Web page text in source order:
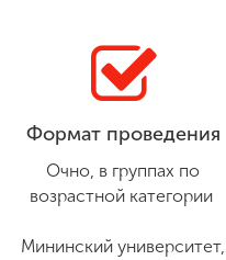
Формат проведения
Очно, в группах по
возрастной категории
Мининский университет,